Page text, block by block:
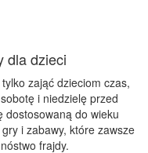
dla dzieci
zająć dzieciom czas,
i niedzielę przed
dostosowaną do wieku
i zabawy, które zawsze
frajdy.